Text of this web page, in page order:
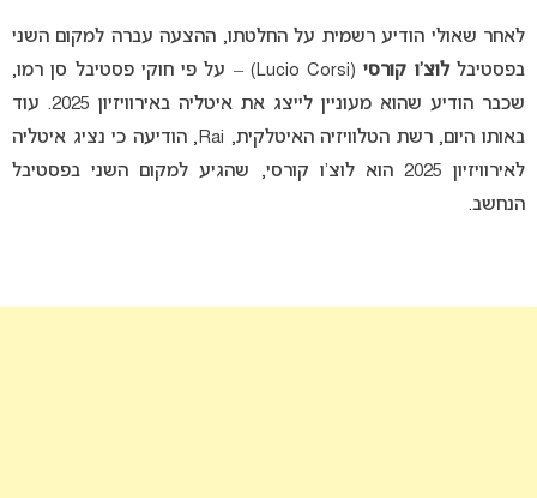
לאחר שאולי הודיע רשמית על החלטתו, ההצעה עברה למקום השני
בפסטיבל לוצ’ו קורסי
(Lucio Corsi) – על פי חוקי פסטיבל סן רמו,
שכבר הודיע שהוא מעוניין לייצג את איטליה באירוויזיון 2025. עוד
באותו היום, רשת הטלוויזיה האיטלקית, Rai, הודיעה כי נציג איטליה
לאירוויזיון 2025 הוא לוצ’ו קורסי, שהגיע למקום השני בפסטיבל
הנחשב.